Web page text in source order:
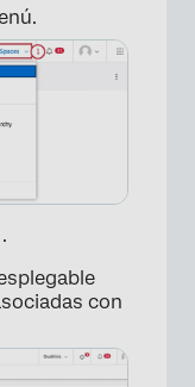
.
con